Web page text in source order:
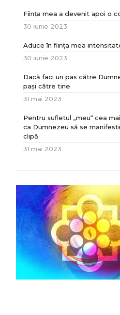
Ființa mea a devenit apoi o
30 iunie 2023
Aduce în ființa mea
30 iunie 2023
Dacă faci un pas către
paşi către tine
31 mai 2023
Pentru sufletul „meu“ cea
ca Dumnezeu să se
clipă
31 mai 2023